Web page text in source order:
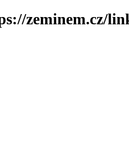
zeminem.cz/